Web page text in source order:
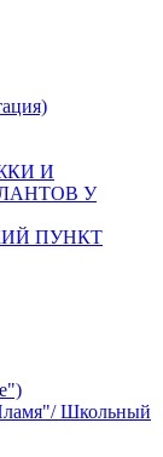
И
У
ПУНКТ
Школьный